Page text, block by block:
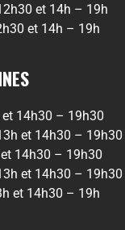
et 14h – 19h
et 14h – 19h
14h30 – 19h30
et 14h30 – 19h30
14h30 – 19h30
et 14h30 – 19h30
et 14h30 – 19h